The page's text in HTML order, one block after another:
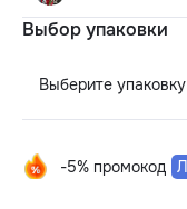
Выбор упаковки
Выберите упаковку
-5% промокод